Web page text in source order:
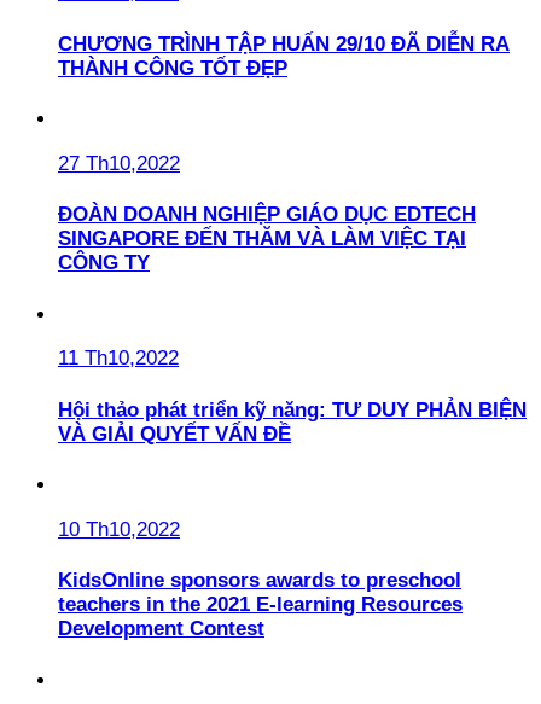
CHƯƠNG TRÌNH TẬP HUẤN 29/10 ĐÃ DIỄN RA
THÀNH CÔNG TỐT ĐẸP
27 Th10,2022
ĐOÀN DOANH NGHIỆP GIÁO DỤC EDTECH
SINGAPORE ĐẾN THĂM VÀ LÀM VIỆC TẠI
CÔNG TY
11 Th10,2022
Hội thảo phát triển kỹ năng: TƯ DUY PHẢN BIỆN
VÀ GIẢI QUYẾT VẤN ĐỀ
10 Th10,2022
KidsOnline sponsors awards to preschool
teachers in the 2021 E-learning Resources
Development Contest